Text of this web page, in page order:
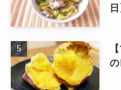
日
の